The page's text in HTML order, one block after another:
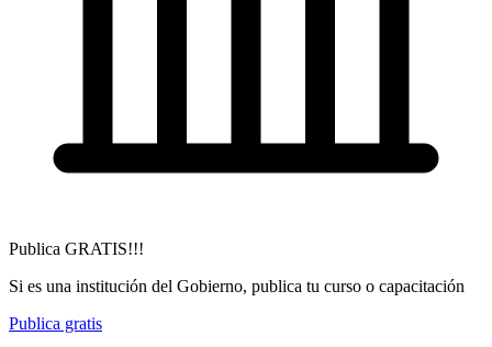
Publica GRATIS!!!
Si es una institución del Gobierno, publica tu curso o capacitación
Publica gratis